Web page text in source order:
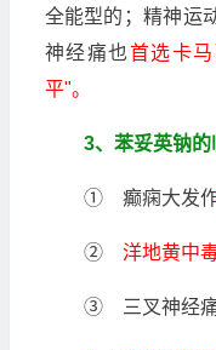
全能型的；精神运
神经痛也首选卡
平"。
3、苯妥英钠
① 癫痫大发
② 洋地黄中
③ 三叉神经痛